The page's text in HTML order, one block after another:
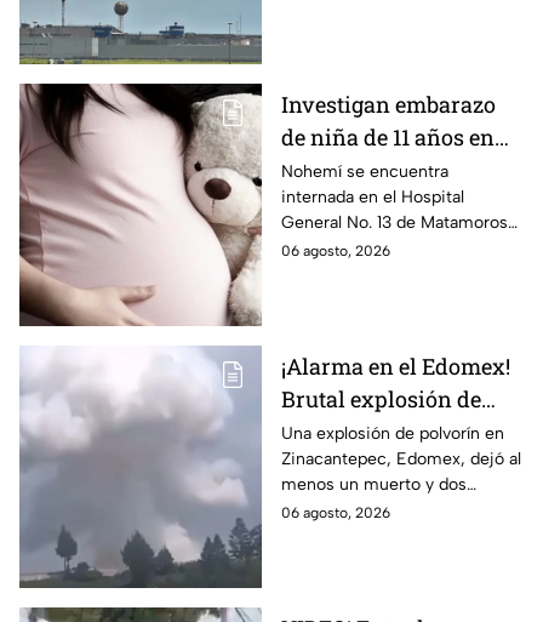
Investigan embarazo
de niña de 11 años en
Matamoros,
Tamaulipas; ¿qué pasó
con Nohemí?
Nohemí se encuentra
internada en el Hospital
General No. 13 de Matamoros
tras complicaciones por un
06 agosto, 2026
¡Alarma en el Edomex!
Brutal explosión de
polvorín en Santa
María del Monte,
Zinacantepec; reportan
al menos un muerto y
Una explosión de polvorín en
Zinacantepec, Edomex, dejó al
menos un muerto y dos
heridos; autoridades atiende la
06 agosto, 2026